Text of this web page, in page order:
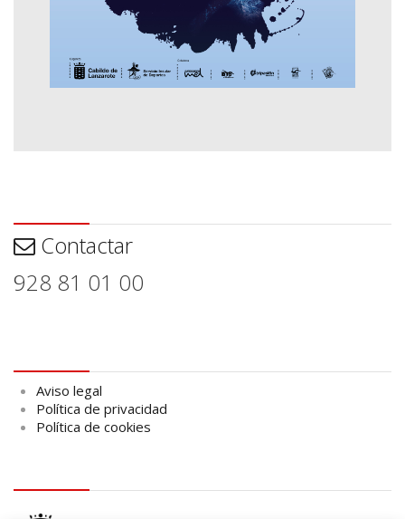
Contactar
928 81 01 00
Aviso legal
Política de privacidad
Política de cookies